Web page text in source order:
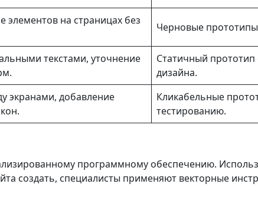
элементов на страницах без
Черновые прототипы
текстами, уточнение
Статичный прототип
дизайна.
экранами, добавление
Кликабельные
тестированию.
программному обеспечению.
создать, специалисты применяют векторные